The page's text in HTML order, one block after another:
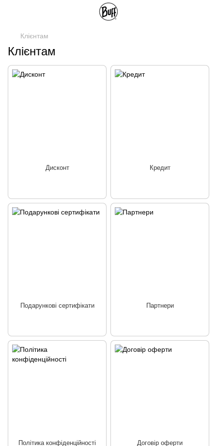
Клієнтам
Клієнтам
Дисконт Кредит
Подарункові сертифікати Партнери
Політика конфіденційності Договiр оферти